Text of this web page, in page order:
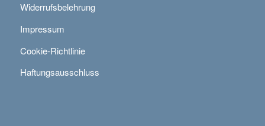
Widerrufsbelehrung
Impressum
Cookie-Richtlinie
Haftungsausschluss